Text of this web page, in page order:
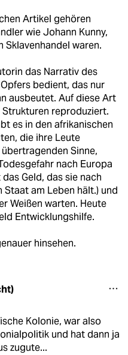
Artikel gehören
wie Johann Kunny,
Sklavenhandel waren.
das Narrativ des
bedient, das nur
ausbeutet. Auf diese Art
reproduziert.
es in den afrikanischen
die ihre Leute
Sinne,
nach Europa
Geld, das sie nach
Staat am Leben hält.) und
Weißen warten. Heute
Entwicklungshilfe.
hinsehen.
Kolonie, war also
und hat dann ja
zugute...